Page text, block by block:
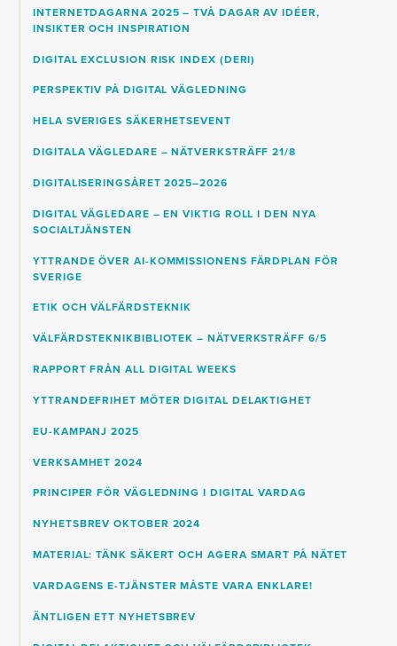
INTERNETDAGARNA 2025 – TVÅ DAGAR AV IDÉER,
INSIKTER OCH INSPIRATION
DIGITAL EXCLUSION RISK INDEX (DERI)
PERSPEKTIV PÅ DIGITAL VÄGLEDNING
HELA SVERIGES SÄKERHETSEVENT
DIGITALA VÄGLEDARE – NÄTVERKSTRÄFF 21/8
DIGITALISERINGSÅRET 2025–2026
DIGITAL VÄGLEDARE – EN VIKTIG ROLL I DEN NYA
SOCIALTJÄNSTEN
YTTRANDE ÖVER AI-KOMMISSIONENS FÄRDPLAN FÖR
SVERIGE
ETIK OCH VÄLFÄRDSTEKNIK
VÄLFÄRDSTEKNIKBIBLIOTEK – NÄTVERKSTRÄFF 6/5
RAPPORT FRÅN ALL DIGITAL WEEKS
YTTRANDEFRIHET MÖTER DIGITAL DELAKTIGHET
EU-KAMPANJ 2025
VERKSAMHET 2024
PRINCIPER FÖR VÄGLEDNING I DIGITAL VARDAG
NYHETSBREV OKTOBER 2024
MATERIAL: TÄNK SÄKERT OCH AGERA SMART PÅ NÄTET
VARDAGENS E-TJÄNSTER MÅSTE VARA ENKLARE!
ÄNTLIGEN ETT NYHETSBREV